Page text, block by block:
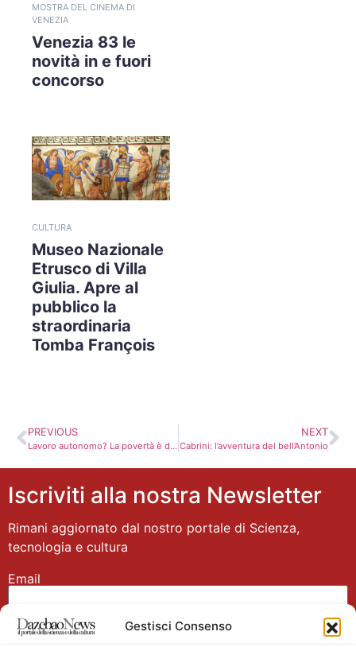
Gestisci Consenso
MOSTRA DEL CINEMA DI
VENEZIA
Venezia 83 le
novità in e fuori
concorso
CULTURA
Museo Nazionale
Etrusco di Villa
Giulia. Apre al
pubblico la
straordinaria
Tomba François
PREVIOUS
Lavoro autonomo? La povertà è dietro l’angolo
NEXT
Cabrini: l’avventura del bell’Antonio
Iscriviti alla nostra Newsletter
Rimani aggiornato dal nostro portale di Scienza,
tecnologia e cultura
Email
Nome